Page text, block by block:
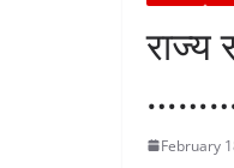
राज्य
February